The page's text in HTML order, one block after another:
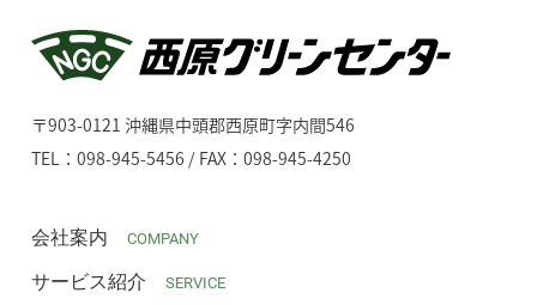
〒903-0121 沖縄県中頭郡西原町字内間546
TEL：098-945-5456 / FAX：098-945-4250
会社案内 COMPANY
サービス紹介 SERVICE